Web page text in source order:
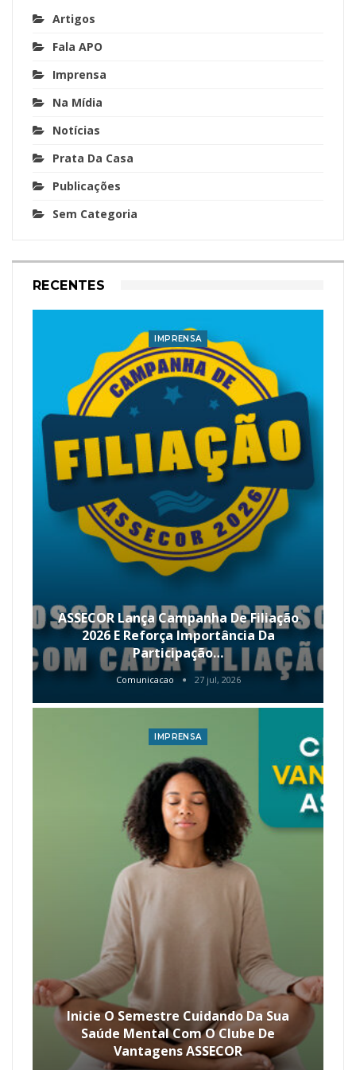
Artigos
Fala APO
Imprensa
Na Mídia
Notícias
Prata Da Casa
Publicações
Sem Categoria
RECENTES
IMPRENSA
ASSECOR Lança Campanha De Filiação
2026 E Reforça Importância Da
Participação…
Comunicacao 27 jul, 2026
IMPRENSA
Inicie O Semestre Cuidando Da Sua
Saúde Mental Com O Clube De
Vantagens ASSECOR